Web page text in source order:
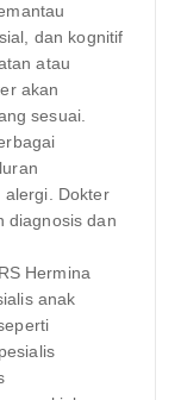
dan kognitif
atau
akan
sesuai.
alergi. Dokter
diagnosis dan
RS Hermina
anak